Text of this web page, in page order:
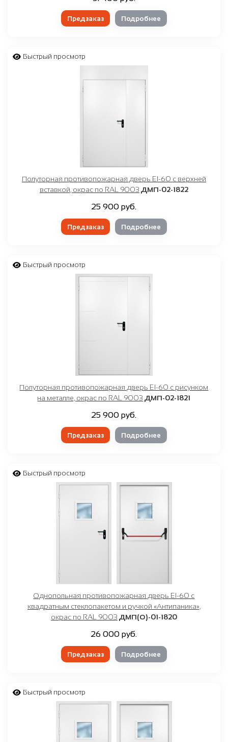
Предзаказ Подробнее
Быстрый просмотр
Полуторная противопожарная дверь EI-60 с верхней
вставкой, окрас по RAL 9003 ДМП-02-1822
25 900 руб.
Предзаказ Подробнее
Быстрый просмотр
Полуторная противопожарная дверь EI-60 с рисунком
на металле, окрас по RAL 9003 ДМП-02-1821
25 900 руб.
Предзаказ Подробнее
Быстрый просмотр
Однопольная противопожарная дверь EI-60 с
квадратным стеклопакетом и ручкой «Антипаника»,
окрас по RAL 9003 ДМП(О)-01-1820
26 000 руб.
Предзаказ Подробнее
Быстрый просмотр